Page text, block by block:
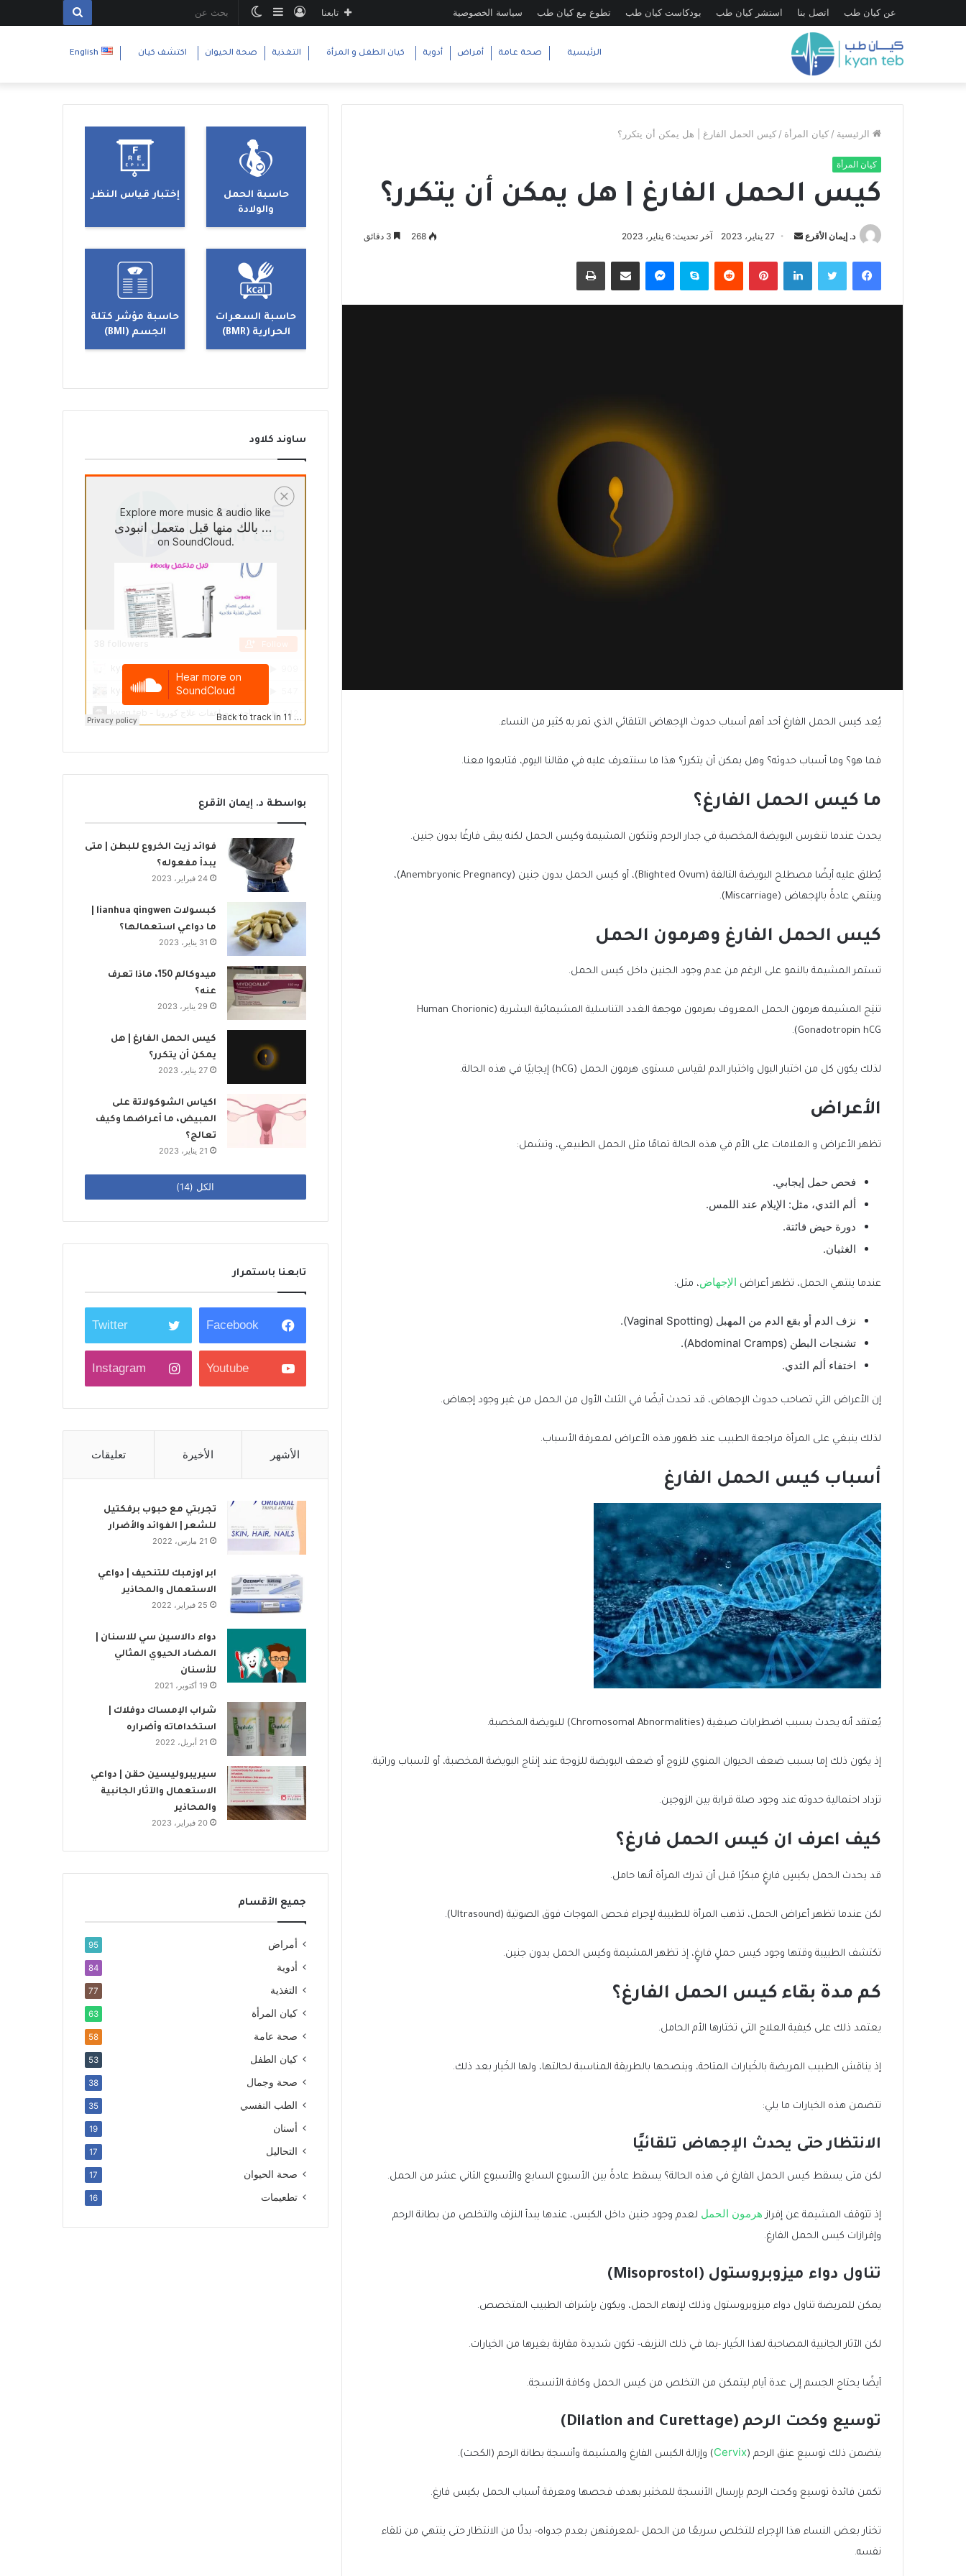
عن كيان طب اتصل بنا استشر كيان طب بودكاست كيان طب تطوع مع كيان طب سياسة الخصوصية
الوضع إضافة
جانبي
تسجيل
تابعنا
الرئيسية صحة عامة أمراض أدوية كيان الطفل و المرأة التغذية صحة الحيوان اكتشف كيان English
الرئيسية / كيان المرأة / كيس الحمل الفارغ | هل يمكن أن يتكرر؟
كيان المرأة
كيس الحمل الفارغ | هل يمكن أن يتكرر؟
د. إيمان الأقرع
س
ل
ب
27 يناير، 2023 آخر تحديث: 6 يناير، 2023 268
فيسبوك لينكدإن بينتيريست سكايب
يُعد كيس الحمل الفارغ أحد أهم أسباب حدوث الإجهاض التلقائي الذي تمر به كثير من النساء.
فما هو؟ وما أسباب حدوثه؟ وهل يمكن أن يتكرر؟ هذا ما سنتعرف عليه في مقالنا اليوم، فتابعوا معنا.
ما كيس الحمل الفارغ؟
يحدث عندما تنغرس البويضة المخصبة في جدار الرحم وتتكون المشيمة وكيس الحمل لكنه يبقى فارغًا بدون جنين.
يُطلق عليه أيضًا مصطلح البويضة التالفة (Blighted Ovum)، أو كيس الحمل بدون جنين (Anembryonic Pregnancy)،
وينتهي عادةً بالإجهاض (Miscarriage).
كيس الحمل الفارغ وهرمون الحمل
تستمر المشيمة بالنمو على الرغم من عدم وجود الجنين داخل كيس الحمل.
تنتِج المشيمة هرمون الحمل المعروف ب
هرمون موجهة الغدد التناسلية المشيمائية البشرية (Human Chorionic
Gonadotropin hCG).
لذلك يكون كل من اختبار البول واختبار الدم لقياس مستوى هرمون الحمل (hCG) إيجابيًا في هذه الحالة.
الأعراض
تظهر الأعراض و العلامات على الأم في هذه الحالة تمامًا مثل الحمل الطبيعي، وتشمل:
فحص حمل إيجابي.
ألم الثدي، مثل: الإيلام عند اللمس.
دورة حيض فائتة.
الغثيان.
عندما ينتهي الحمل، تظهر أعراض الإجهاض، مثل:
نزف الدم أو بقع الدم من المهبل (Vaginal Spotting).
تشنجات البطن (Abdominal Cramps).
اختفاء ألم الثدي.
إن الأعراض التي تصاحب حدوث الإجهاض، قد تحدث أيضًا في الثلث الأول من الحمل من غير وجود إجهاض.
لذلك ينبغي على المرأة مراجعة الطبيب عند ظهور هذه الأعراض لمعرفة الأسباب.
أسباب كيس الحمل الفارغ
يُعتقد أنه يحدث بسبب اضطرابات صبغية (Chromosomal Abnormalities) للبويضة المخصبة.
إذ يكون ذلك إما بسبب ضعف الحيوان المنوي للزوج أو ضعف البويضة للزوجة عند إنتاج البويضة المخصبة، أو لأسباب وراثية.
تزداد احتمالية حدوثه عند وجود صلة قرابة بين الزوجين.
كيف اعرف ان كيس الحمل فارغ؟
قد يحدث الحمل بكيسٍ فارغٍ مبكرًا قبل أن تدرك المرأة أنها حامل.
لكن عندما تظهر أعراض الحمل، تذهب المرأة للطبيبة لإجراء فحص الموجات فوق الصوتية (Ultrasound).
تكتشف الطبيبة وقتها وجود كيس حملٍ فارغٍ، إذ تظهر المشيمة وكيس الحمل بدون جنين.
كم مدة بقاء كيس الحمل الفارغ؟
يعتمد ذلك على كيفية العلاج التي تختارها الأم الحامل.
إذ يناقش الطبيب المريضة بالخَيارات المتاحة، وينصحها بالطريقة المناسبة لحالتها، ولها الخَيار بعد ذلك.
تتضمن هذه الخيارات ما يلي:
الانتظار حتى يحدث الإجهاض تلقائيًا
لكن متى يسقط كيس الحمل الفارغ في هذه الحالة؟ يسقط عادةً بين الأسبوع السابع والأسبوع الثاني عشر من الحمل.
إذ تتوقف المشيمة عن إفراز هرمون الحمل لعدم وجود جنين داخل الكيس، عندها يبدأ النزف والتخلص من بطانة الرحم
وإفرازات كيس الحمل الفارغ.
تناول دواء ميزوبروستول (Misoprostol)
يمكن للمريضة تناول دواء ميزوبروستول وذلك لإنهاء الحمل، ويكون بإشراف الطبيب المتخصص.
لكن الآثار الجانبية المصاحبة لهذا الخَيار -بما في ذلك النزيف- تكون شديدة مقارنة بغيرها من الخيارات.
أيضًا يحتاج الجسم إلى عدة أيام ليتمكن من التخلص من كيس الحمل وكافة الأنسجة.
توسيع وكحت الرحم (Dilation and Curettage)
يتضمن ذلك توسيع عنق الرحم (Cervix ) وإزالة الكيس الفارغ والمشيمة وأنسجة بطانة الرحم (الكحت).
تكمن فائدة توسيع وكحت الرحم بإرسال الأنسجة للمختبر بهدف فحصها ومعرفة أسباب الحمل بكيس فارغ.
تختار بعض النساء هذا الإجراء للتخلص سريعًا من الحمل -لمعرفتهن بعدم جدواه- بدلًا من الانتظار حتى ينتهي من تلقاء
نفسه.
حاسبة الحمل
والولادة
إختبار قياس النظر
حاسبة السعرات
الحرارية (BMR)
حاسبة مؤشر كتلة
الجسم (BMI)
ساوند كلاود
بواسطة د. إيمان الأقرع
فوائد زيت الخروع للبطن | متى
يبدأ مفعوله؟
24 فبراير، 2023
ما دواعي استعمالها؟
31 يناير، 2023
ميدوكالم 150، ماذا تعرف
عنه؟
29 يناير، 2023
كيس الحمل الفارغ | هل
يمكن أن يتكرر؟
27 يناير، 2023
اكياس الشوكولاتة على
المبيض، ما أعراضها وكيف
تعالج؟
21 يناير، 2023
الكل (14)
تابعنا باستمرار
Facebook
Twitter
Youtube
Instagram
الأشهر الأخيرة تعليقات
تجربتي مع حبوب برفكتيل
للشعر | الفوائد والأضرار
21 مارس، 2022
ابر اوزمبك للتنحيف | دواعي
الاستعمال والمحاذير
25 فبراير، 2022
دواء دالاسين سي للاسنان |
المضاد الحيوي المثالي
للأسنان
19 أكتوبر، 2021
شراب الإمساك دوفلاك |
استخداماته وأضراره
21 أبريل، 2022
سيريبروليسين حقن | دواعي
الاستعمال والآثار الجانبية
والمحاذير
20 فبراير، 2023
جميع الأقسام
أمراض 95
أدوية 84
التغذية 77
كيان المرأة 63
صحة عامة 58
كيان الطفل 53
صحة وجمال 38
الطب النفسي 35
أسنان 19
التحاليل 17
صحة الحيوان 17
تطعيمات 16